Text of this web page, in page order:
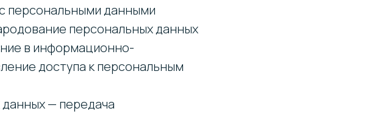
персональными данными
персональных данных
в информационно-
доступа к персональным
данных — передача